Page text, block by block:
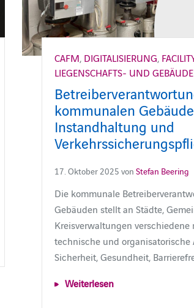
CAFM, DIGITALISIERUNG,
LIEGENSCHAFTS- UND
kommunalen
Instandhaltung und
17. Oktober 2025 von Stefan Beering
Die kommunale
Gebäuden stellt an Städte,
Kreisverwaltungen verschiedene
technische und organisatorische
Sicherheit, Gesundheit,
Weiterlesen